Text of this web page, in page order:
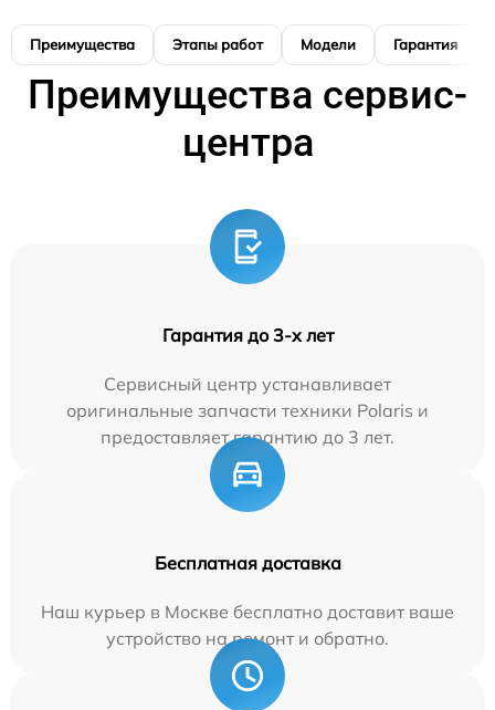
Преимущества Этапы работ Модели Гарантия
Преимущества сервис-
центра
Гарантия до 3-х лет
Сервисный центр устанавливает
оригинальные запчасти техники Polaris и
предоставляет гарантию до 3 лет.
Бесплатная доставка
Наш курьер в Москве бесплатно доставит ваше
устройство на ремонт и обратно.